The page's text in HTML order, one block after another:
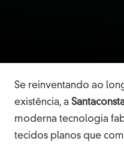
Se reinventando ao
existência, a
moderna tecnologia
tecidos planos que